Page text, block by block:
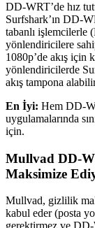
DD-WRT’de hız
Surfshark’ın DD-
tabanlı işlemcilerle
yönlendiricilere
1080p’de akış için
yönlendiricilerde
akış tampona
En İyi: Hem DD-
uygulamalarında
için.
Mullvad DD-
Maksimize
Mullvad, gizlilik
kabul eder (posta